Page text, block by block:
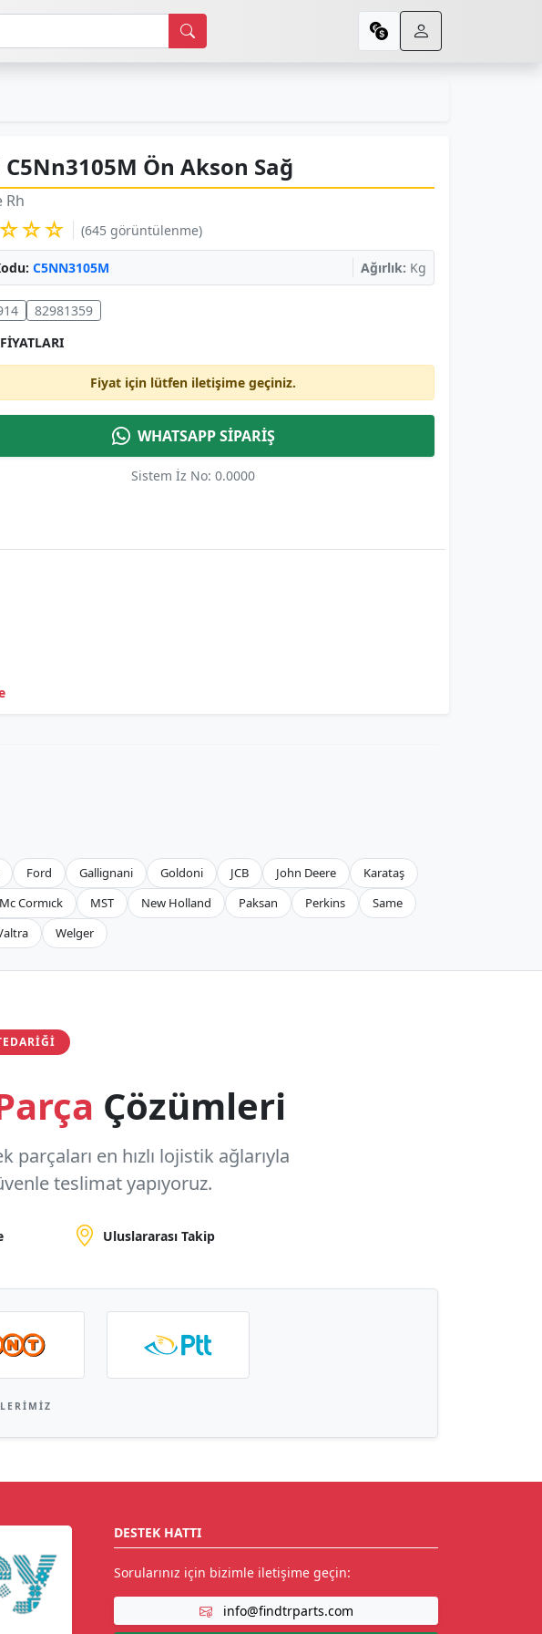
C5Nn3105M Ön Akson Sağ
Rh
(645 görüntülenme)
C5NN3105M Ağırlık: Kg
82981359
Fiyat için lütfen iletişime geçiniz.
WHATSAPP SİPARİŞ
Sistem İz No: 0.0000
Ford Gallignani Goldoni JCB John Deere
Karataş
Mc Cormıck MST New Holland Paksan Perkins
Same
Welger
Çözümleri
en hızlı lojistik ağlarıyla
teslimat yapıyoruz.
Uluslararası Takip
DESTEK HATTI
Sorularınız için bizimle iletişime geçin:
info@findtrparts.com